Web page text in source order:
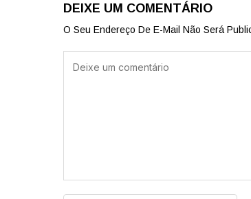
DEIXE UM COMENTÁRIO
O Seu Endereço De E-Mail Não Será